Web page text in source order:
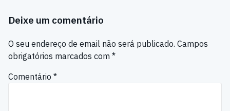
Deixe um comentário
O seu endereço de email não será publicado. Campos
obrigatórios marcados com *
Comentário *